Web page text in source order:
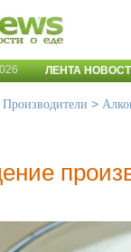
ЛЕНТА
Производители >